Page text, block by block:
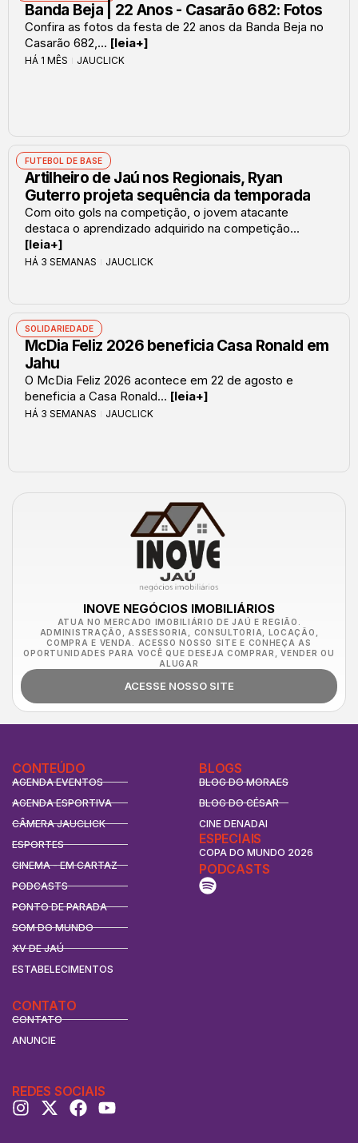
Banda Beja | 22 Anos - Casarão 682: Fotos
Confira as fotos da festa de 22 anos da Banda Beja no
Casarão 682,... [leia+]
HÁ 1 MÊS JAUCLICK
FUTEBOL DE BASE
Artilheiro de Jaú nos Regionais, Ryan
Guterro projeta sequência da temporada
Com oito gols na competição, o jovem atacante
destaca o aprendizado adquirido na competição...
[leia+]
HÁ 3 SEMANAS JAUCLICK
SOLIDARIEDADE
McDia Feliz 2026 beneficia Casa Ronald em
Jahu
O McDia Feliz 2026 acontece em 22 de agosto e
beneficia a Casa Ronald... [leia+]
HÁ 3 SEMANAS JAUCLICK
INOVE NEGÓCIOS IMOBILIÁRIOS
ATUA NO MERCADO IMOBILIÁRIO DE JAÚ E REGIÃO.
ADMINISTRAÇÃO, ASSESSORIA, CONSULTORIA, LOCAÇÃO,
COMPRA E VENDA. ACESSO NOSSO SITE E CONHEÇA AS
OPORTUNIDADES PARA VOCÊ QUE DESEJA COMPRAR, VENDER OU
ALUGAR
ACESSE NOSSO SITE
CONTEÚDO
AGENDA EVENTOS
AGENDA ESPORTIVA
CÂMERA JAUCLICK
ESPORTES
CINEMA - EM CARTAZ
PODCASTS
PONTO DE PARADA
SOM DO MUNDO
XV DE JAÚ
ESTABELECIMENTOS
BLOGS
BLOG DO MORAES
BLOG DO CÉSAR
CINE DENADAI
ESPECIAIS
COPA DO MUNDO 2026
CONTATO
CONTATO
ANUNCIE
PODCASTS
REDES SOCIAIS